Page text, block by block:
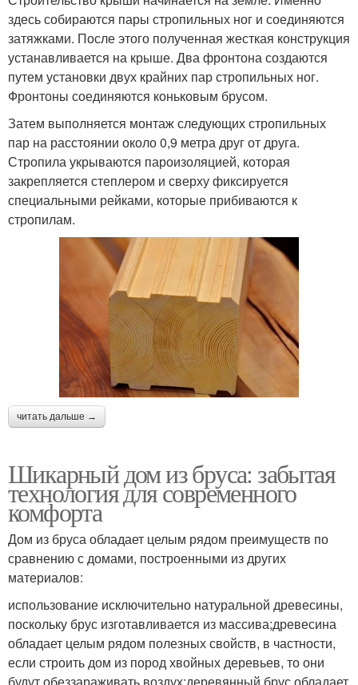
здесь собираются пары стропильных ног и соединяются
затяжками. После этого полученная жесткая конструкция
устанавливается на крыше. Два фронтона создаются
путем установки двух крайних пар стропильных ног.
Фронтоны соединяются коньковым брусом.
Затем выполняется монтаж следующих стропильных
пар на расстоянии около 0,9 метра друг от друга.
Стропила укрываются пароизоляцией, которая
закрепляется степлером и сверху фиксируется
специальными рейками, которые прибиваются к
стропилам.
читать дальше →
Шикарный дом из бруса: забытая
технология для современного
комфорта
Дом из бруса обладает целым рядом преимуществ по
сравнению с домами, построенными из других
материалов:
использование исключительно натуральной древесины,
поскольку брус изготавливается из массива;древесина
обладает целым рядом полезных свойств, в частности,
если строить дом из пород хвойных деревьев, то они